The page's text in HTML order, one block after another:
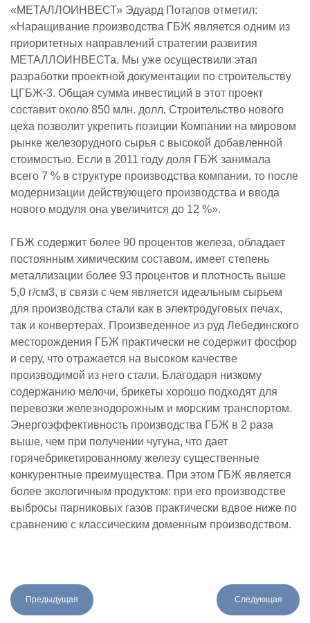
«МЕТАЛЛОИНВЕСТ» Эдуард Потапов отметил:
«Наращивание производства ГБЖ является одним из
приоритетных направлений стратегии развития
МЕТАЛЛОИНВЕСТа. Мы уже осуществили этап
разработки проектной документации по строительству
ЦГБЖ-3. Общая сумма инвестиций в этот проект
составит около 850 млн. долл. Строительство нового
цеха позволит укрепить позиции Компании на мировом
рынке железорудного сырья с высокой добавленной
стоимостью. Если в 2011 году доля ГБЖ занимала
всего 7 % в структуре производства компании, то после
модернизации действующего производства и ввода
нового модуля она увеличится до 12 %».
ГБЖ содержит более 90 процентов железа, обладает
постоянным химическим составом, имеет степень
металлизации более 93 процентов и плотность выше
5,0 г/см3, в связи с чем является идеальным сырьем
для производства стали как в электродуговых печах,
так и конвертерах. Произведенное из руд Лебединского
месторождения ГБЖ практически не содержит фосфор
и серу, что отражается на высоком качестве
производимой из него стали. Благодаря низкому
содержанию мелочи, брикеты хорошо подходят для
перевозки железнодорожным и морским транспортом.
Энергоэффективность производства ГБЖ в 2 раза
выше, чем при получении чугуна, что дает
горячебрикетированному железу существенные
конкурентные преимущества. При этом ГБЖ является
более экологичным продуктом: при его производстве
выбросы парниковых газов практически вдвое ниже по
сравнению с классическим доменным производством.
Предыдущая Следующая